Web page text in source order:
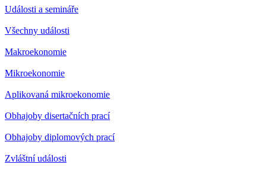
Události a semináře
Všechny události
Makroekonomie
Mikroekonomie
Aplikovaná mikroekonomie
Obhajoby disertačních prací
Obhajoby diplomových prací
Zvláštní události